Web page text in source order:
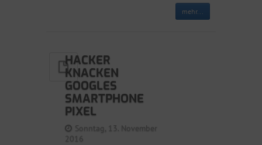
mehr...
HACKER
KNACKEN
GOOGLES
SMARTPHONE
PIXEL
Sonntag, 13. November
2016